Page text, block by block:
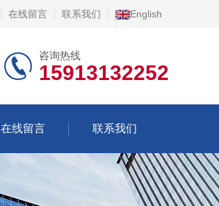
在线留言 联系我们 English
咨询热线
15913132252
在线留言 联系我们